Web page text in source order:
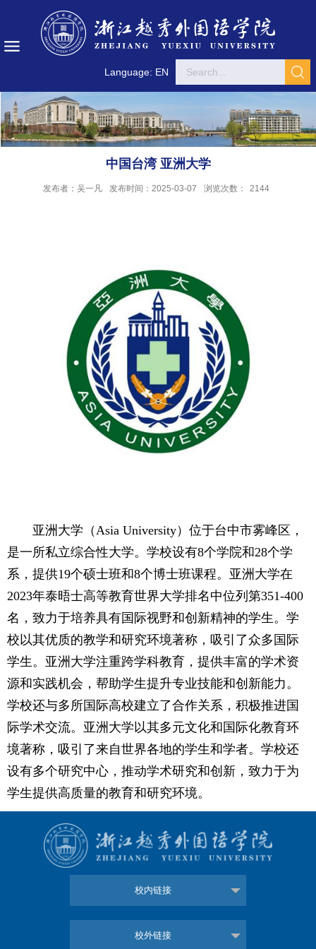
Language: EN
中国台湾 亚洲大学
发布者：吴一凡 发布时间：2025-03-07 浏览次数： 2144
亚洲大学（Asia University）位于台中市雾峰区，
是一所私立综合性大学。学校设有8个学院和28个学
系，提供19个硕士班和8个博士班课程。亚洲大学在
2023年泰晤士高等教育世界大学排名中位列第351-400
名，致力于培养具有国际视野和创新精神的学生。学
校以其优质的教学和研究环境著称，吸引了众多国际
学生。亚洲大学注重跨学科教育，提供丰富的学术资
源和实践机会，帮助学生提升专业技能和创新能力。
学校还与多所国际高校建立了合作关系，积极推进国
际学术交流。亚洲大学以其多元文化和国际化教育环
境著称，吸引了来自世界各地的学生和学者。学校还
设有多个研究中心，推动学术研究和创新，致力于为
学生提供高质量的教育和研究环境。
校内链接
校外链接